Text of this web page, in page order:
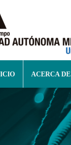
ACERCA DE